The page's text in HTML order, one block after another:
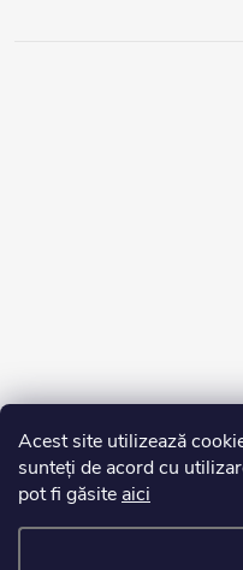
Acest site utilizează
sunteți de acord cu
pot fi găsite aici